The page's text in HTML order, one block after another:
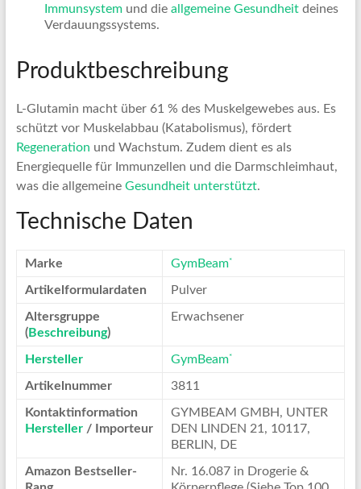
Immunsystemund die allgemeine Gesundheitdeines
Verdauungssystems.
Produktbeschreibung
L-Glutamin macht über 61 % des Muskelgewebes aus. Es
schützt vor Muskelabbau (Katabolismus), fördert
Regeneration und Wachstum. Zudem dient es als
Energiequelle für Immunzellen und die Darmschleimhaut,
was die allgemeine Gesundheit unterstützt.
Technische Daten
Marke GymBeam*
Artikelformulardaten Pulver
Altersgruppe
(Beschreibung)
Erwachsener
Hersteller GymBeam*
Artikelnummer 3811
Kontaktinformation
Hersteller/ Importeur
GYMBEAM GMBH, UNTER
DEN LINDEN 21, 10117,
BERLIN, DE
Amazon Bestseller-
Nr. 16.087 in Drogerie &